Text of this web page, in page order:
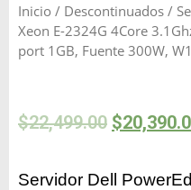
Inicio / Descontinuados /
Xeon E-2324G 4Core
port 1GB, Fuente 300W,
$22,499.00 $
Servidor Dell